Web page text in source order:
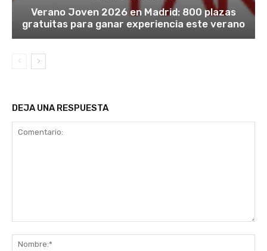
Verano Joven 2026 en Madrid: 800 plazas
gratuitas para ganar experiencia este verano
DEJA UNA RESPUESTA